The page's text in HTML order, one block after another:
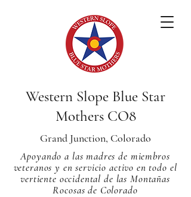
Western Slope Blue Star
Mothers CO8
Grand Junction, Colorado
Apoyando a las madres de miembros
veteranos y en servicio activo en todo el
vertiente occidental de las Montañas
Rocosas de Colorado